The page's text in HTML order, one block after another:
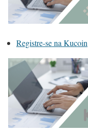
Registre-se na Kucoin